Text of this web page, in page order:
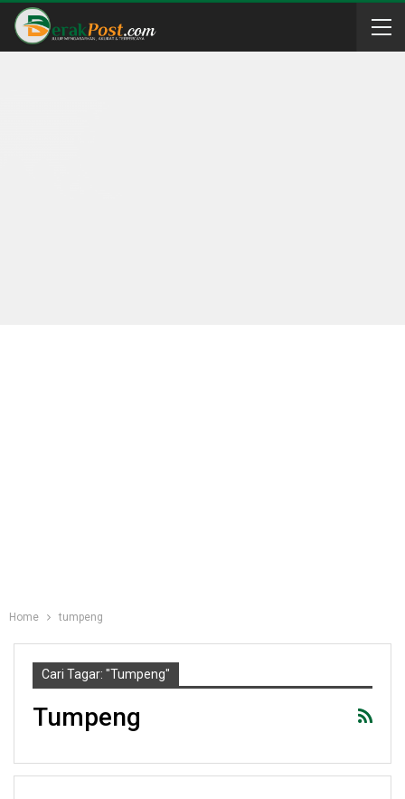
Home tumpeng
Cari Tagar: "tumpeng"
Tumpeng